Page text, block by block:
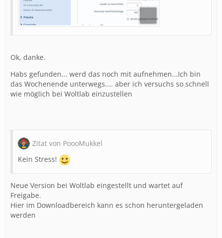
Mobil habe ich es noch nicht getestet.
Ok, danke.
Habs gefunden... werd das noch mit aufnehmen...Ich bin
das Wochenende unterwegs.... aber ich versuchs so schnell
wie möglich bei Woltlab einzustellen
Zitat von PoooMukkel
Kein Stress!
Neue Version bei Woltlab eingestellt und wartet auf
Freigabe.
Hier im Downloadbereich kann es schon heruntergeladen
werden